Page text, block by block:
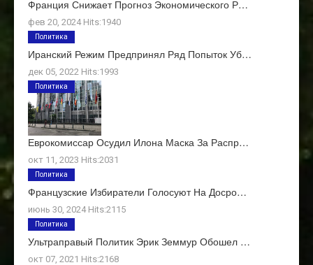
Франция Снижает Прогноз Экономического Р…
фев 20, 2024 Hits:1940
Иранский Режим Предпринял Ряд Попыток Уб…
дек 05, 2022 Hits:1993
Политика
Еврокомиссар Осудил Илона Маска За Распр…
окт 11, 2023 Hits:2031
Политика
Французские Избиратели Голосуют На Досро…
июнь 30, 2024 Hits:2115
Политика
Ультраправый Политик Эрик Земмур Обошел …
окт 07, 2021 Hits:2168
Политика